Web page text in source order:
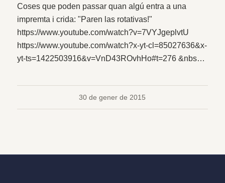
Coses que poden passar quan algú entra a una
impremta i crida: "Paren las rotativas!"
https://www.youtube.com/watch?v=7VYJgeplvtU
https://www.youtube.com/watch?x-yt-cl=85027636&x-
yt-ts=1422503916&v=VnD43ROvhHo#t=276 &nbs…
30 de gener de 2015